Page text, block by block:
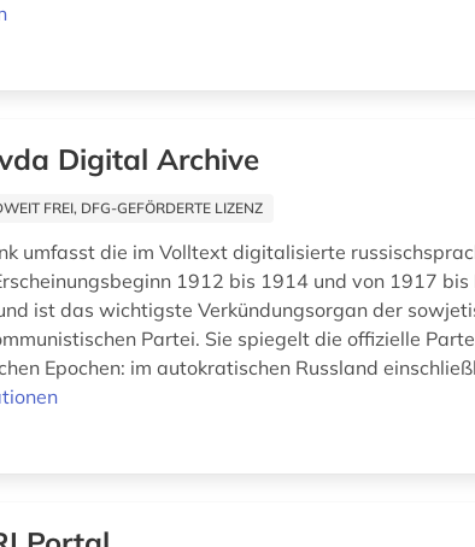
Digital Archive
FREI, DFG-GEFÖRDERTE LIZENZ
umfasst die im Volltext digitalisierte
1912 bis 1914 und von 1917 bis
ist das wichtigste Verkündungsorgan der
Partei. Sie spiegelt die offizielle
Epochen: im autokratischen Russland